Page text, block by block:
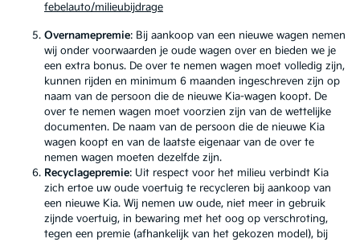
febelauto/milieubijdrage
Overnamepremie: Bij aankoop van een nieuwe wagen nemen
wij onder voorwaarden je oude wagen over en bieden we je
een extra bonus. De over te nemen wagen moet volledig zijn,
kunnen rijden en minimum 6 maanden ingeschreven zijn op
naam van de persoon die de nieuwe Kia-wagen koopt. De
over te nemen wagen moet voorzien zijn van de wettelijke
documenten. De naam van de persoon die de nieuwe Kia
wagen koopt en van de laatste eigenaar van de over te
nemen wagen moeten dezelfde zijn.
Recyclagepremie: Uit respect voor het milieu verbindt Kia
zich ertoe uw oude voertuig te recycleren bij aankoop van
een nieuwe Kia. Wij nemen uw oude, niet meer in gebruik
zijnde voertuig, in bewaring met het oog op verschroting,
tegen een premie (afhankelijk van het gekozen model), bij